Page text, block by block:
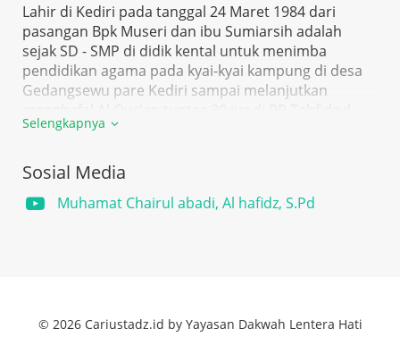
Lahir di Kediri pada tanggal 24 Maret 1984 dari
pasangan Bpk Museri dan ibu Sumiarsih adalah
sejak SD - SMP di didik kental untuk menimba
pendidikan agama pada kyai-kyai kampung di desa
Gedangsewu pare Kediri sampai melanjutkan
Qur'an Darul Muhajirin asuhan KH. M. Masykur Al
Kemudian sebagai penunjang keilmuan dari hafalan
pendalaman kitab kuning serta orientasi
yang di asuh oleh Ust Saiful bahri ( alumni Gontor).
Selengkapnya
Sosial Media
Muhamat Chairul abadi, Al hafidz, S.Pd
© 2026 Cariustadz.id by Yayasan Dakwah Lentera Hati